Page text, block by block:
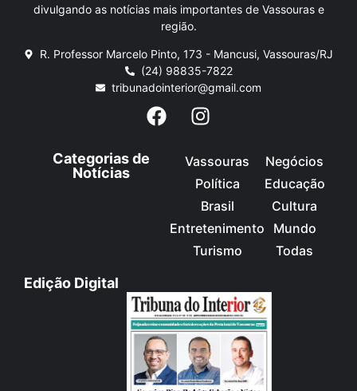
divulgando as notícias mais importantes de Vassouras e
região.
R. Professor Marcelo Pinto, 173 - Mancusi, Vassouras/RJ
(24) 98835-7822
tribunadointerior@gmail.com
Categorias de
Notícias
Vassouras
Política
Brasil
Entretenimento
Turismo
Negócios
Educação
Cultura
Mundo
Todas
Edição Digital